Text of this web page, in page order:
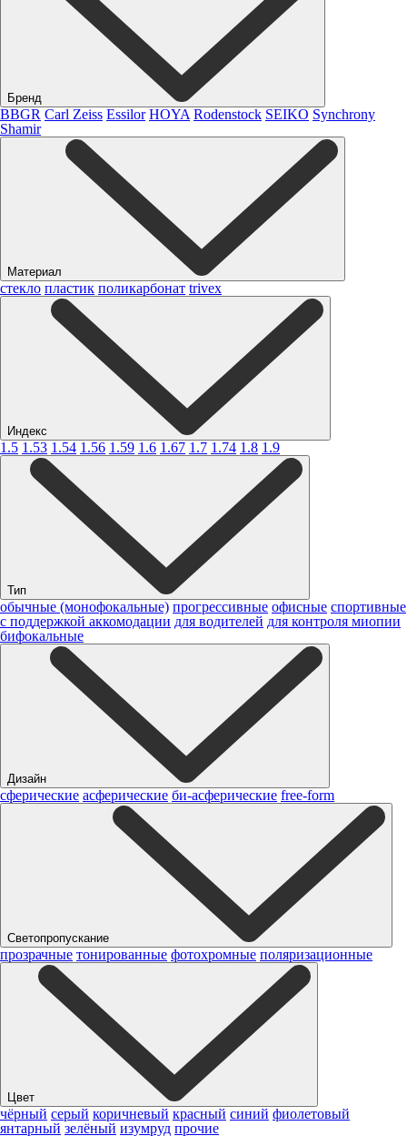
Бренд
BBGR Carl Zeiss Essilor HOYA Rodenstock SEIKO Synchrony
Shamir
Материал
стекло пластик поликарбонат trivex
Индекс
1.5 1.53 1.54 1.56 1.59 1.6 1.67 1.7 1.74 1.8 1.9
Тип
обычные (монофокальные) прогрессивные офисные спортивные
с поддержкой аккомодации для водителей для контроля миопии
бифокальные
Дизайн
сферические асферические би-асферические free-form
Светопропускание
прозрачные тонированные фотохромные поляризационные
Цвет
чёрный серый коричневый красный синий фиолетовый
янтарный зелёный изумруд прочие